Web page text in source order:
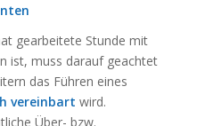
gearbeitete Stunde mit
ist, muss darauf geachtet
das Führen eines
vereinbart wird.
Über- bzw.